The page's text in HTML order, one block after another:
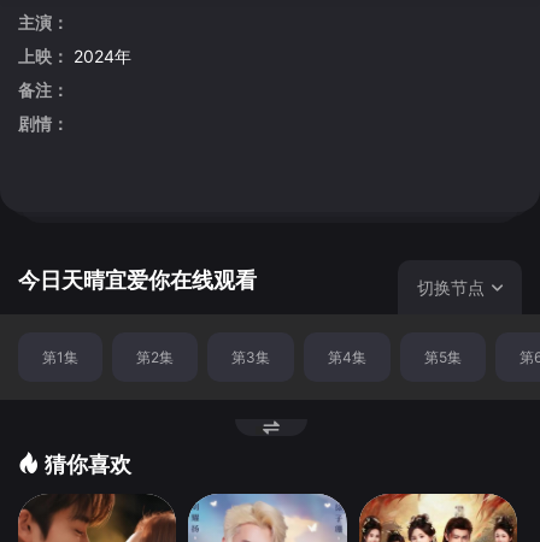
主演：
上映： 2024年
备注：
剧情：
今日天晴宜爱你在线观看 切换节点
第1集 第2集 第3集 第4集 第5集 第
猜你喜欢